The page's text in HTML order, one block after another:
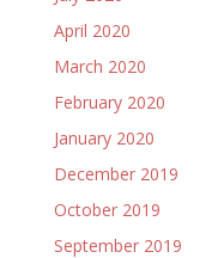
April 2020
March 2020
February 2020
January 2020
December 2019
October 2019
September 2019